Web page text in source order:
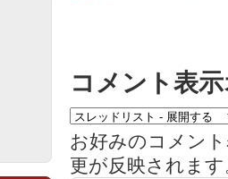
コメント表
お好みのコメン
更が反映されます